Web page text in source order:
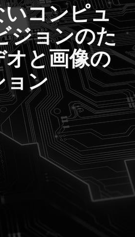
コンピュ
ジョンのた
と画像の
ョン